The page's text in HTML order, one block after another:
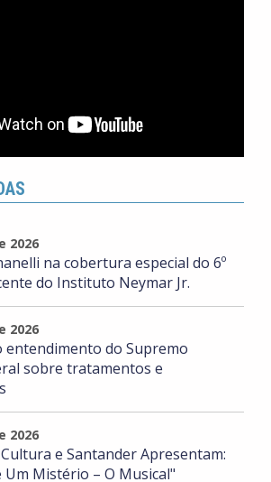
2026
na cobertura especial do 6º
do Instituto Neymar Jr.
2026
entendimento do Supremo
sobre tratamentos e
2026
e Santander Apresentam:
Mistério – O Musical"